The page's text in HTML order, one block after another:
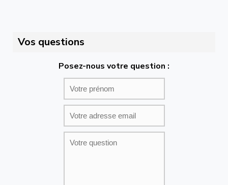
Vos questions
Posez-nous votre question :